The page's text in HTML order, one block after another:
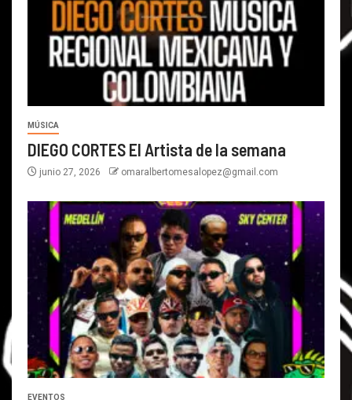
MÚSICA
DIEGO CORTES El Artista de la semana
junio 27, 2026 omaralbertomesalopez@gmail.com
EVENTOS